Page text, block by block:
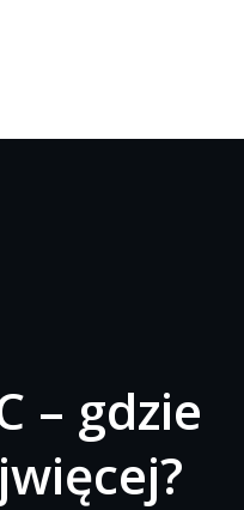
– gdzie